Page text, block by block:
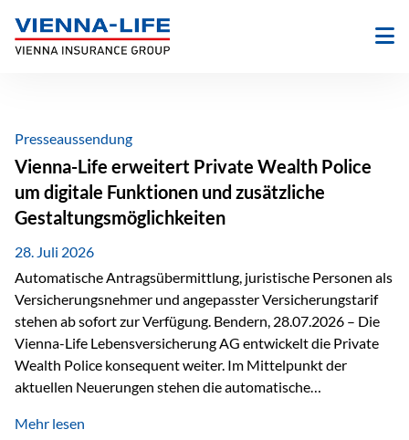
Inhalt
springen
Presseaussendung
Vienna-Life erweitert Private Wealth Police
um digitale Funktionen und zusätzliche
Gestaltungsmöglichkeiten
28. Juli 2026
Automatische Antragsübermittlung, juristische Personen als
Versicherungsnehmer und angepasster Versicherungstarif
stehen ab sofort zur Verfügung. Bendern, 28.07.2026 – Die
Vienna-Life Lebensversicherung AG entwickelt die Private
Wealth Police konsequent weiter. Im Mittelpunkt der
aktuellen Neuerungen stehen die automatische
als Versicherungsnehmer einzusetzen, sowie eine
Mehr lesen